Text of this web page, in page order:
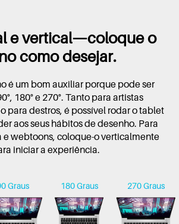
e vertical—coloque o
como desejar.
é um bom auxiliar porque pode ser
180° e 270°. Tanto para artistas
para destros, é possível rodar o tablet
aos seus hábitos de desenho. Para
webtoons, coloque-o verticalmente
iniciar a experiência.
Graus 180 Graus 270 Graus